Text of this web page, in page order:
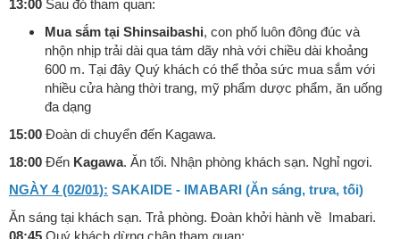
13:00 Sau đó tham quan:
Mua sắm tại Shinsaibashi, con phố luôn đông đúc và
nhộn nhịp trải dài qua tám dãy nhà với chiều dài khoảng
600 m. Tại đây Quý khách có thể thỏa sức mua sắm với
nhiều cửa hàng thời trang, mỹ phẩm dược phẩm, ăn uống
đa dạng
15:00 Đoàn di chuyển đến Kagawa.
18:00 Đến Kagawa. Ăn tối. Nhận phòng khách sạn. Nghỉ ngơi.
NGÀY 4 (02/01): SAKAIDE - IMABARI (Ăn sáng, trưa, tối)
Ăn sáng tại khách sạn. Trả phòng. Đoàn khởi hành về Imabari.